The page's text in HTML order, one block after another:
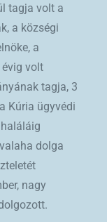
tagja volt a
a községi
a
volt
tagja, 3
Kúria ügyvédi
dolga
nagy